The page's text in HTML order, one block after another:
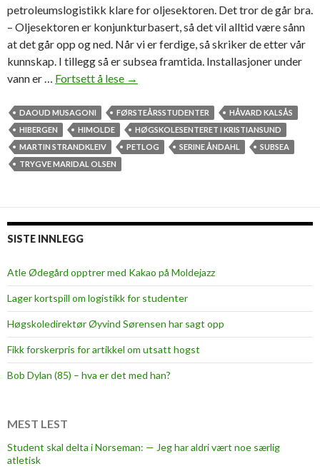
petroleumslogistikk klare for oljesektoren. Det tror de går bra.
– Oljesektoren er konjunkturbasert, så det vil alltid være sånn
at det går opp og ned. Når vi er ferdige, så skriker de etter vår
kunnskap. I tillegg så er subsea framtida. Installasjoner under
vann er … Fortsett å lese –
å
r
v
d
i
g
e
,
s
k
→
DAOUD MUSAGONI FØRSTEÅRSSTUDENTER
HÅVARD KALSÅS
HIBERGEN
HIMOLDE
HØGSKOLESENTERET I KRISTIANSUND
MARTIN STRANDKLEIV
PETLOG SERINE ÅNDAHL
SUBSEA
TRYGVE MARIDAL OLSEN
SISTE INNLEGG
Atle Ødegård opptrer med Kakao på Moldejazz
Lager kortspill om logistikk for studenter
Høgskoledirektør Øyvind Sørensen har sagt opp
Fikk forskerpris for artikkel om utsatt hogst
Bob Dylan (85) – hva er det med han?
MEST LEST
Student skal delta i Norseman: — Jeg har aldri vært noe særlig
atletisk